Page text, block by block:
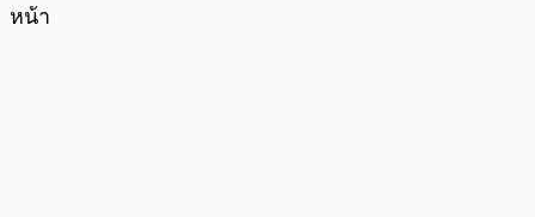
หน้า